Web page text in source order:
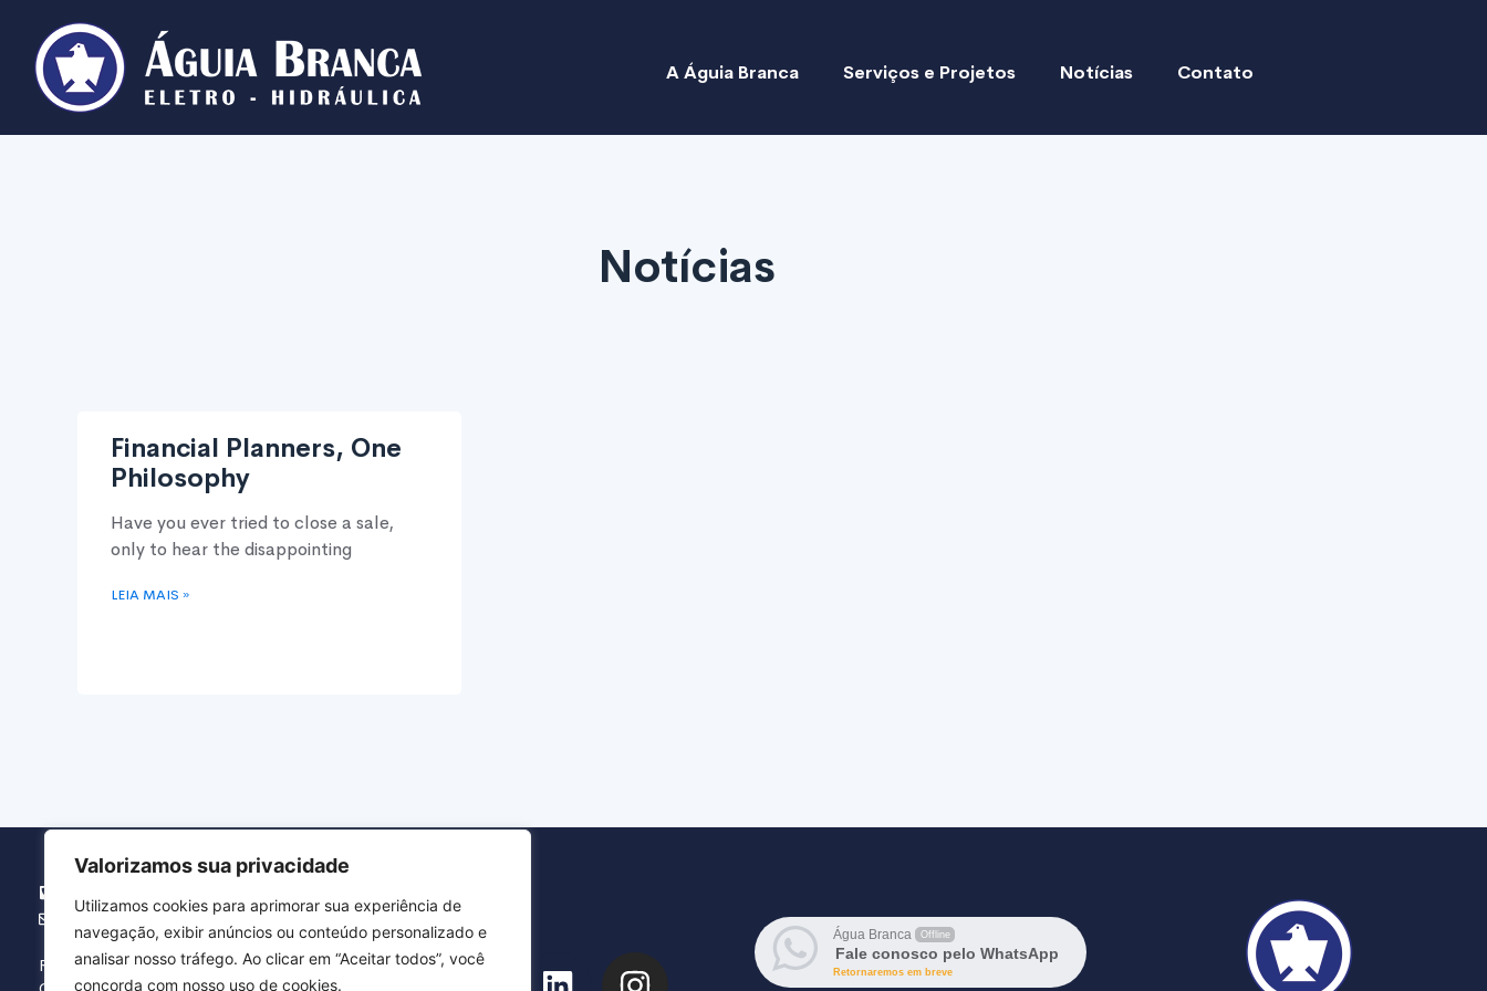
Valorizamos sua privacidade
Utilizamos cookies para aprimorar sua experiência de
navegação, exibir anúncios ou conteúdo personalizado e
analisar nosso tráfego. Ao clicar em “Aceitar todos”, você
concorda com nosso uso de cookies.
A Águia Branca Serviços e Projetos Notícias Contato
Notícias
Financial Planners, One
Philosophy
Have you ever tried to close a sale,
only to hear the disappointing
LEIA MAIS »
agbranca@agbranca.com.br
Rua Hermínio Chiari, 51 – Vila Real
Água Branca Offline
Fale conosco pelo WhatsApp
Retornaremos em breve